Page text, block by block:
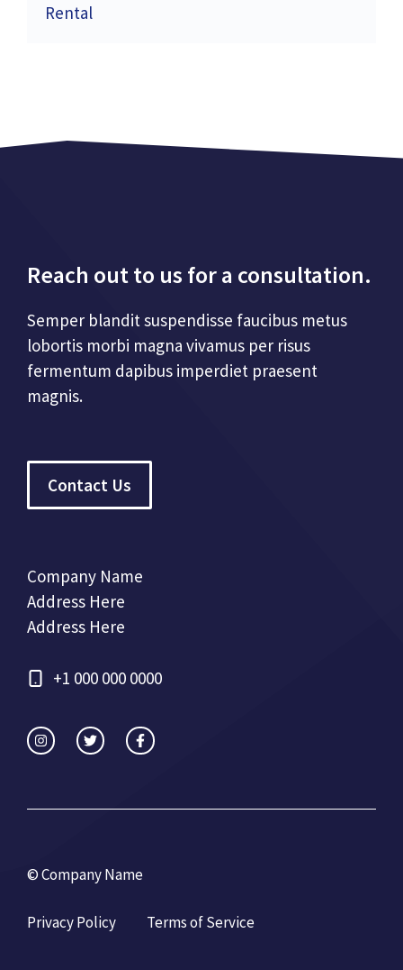
Rental
Reach out to us for a consultation.
Semper blandit suspendisse faucibus metus
lobortis morbi magna vivamus per risus
fermentum dapibus imperdiet praesent
magnis.
Contact Us
Company Name
Address Here
Address Here
+1 000 000 0000
© Company Name
Privacy Policy Terms of Service